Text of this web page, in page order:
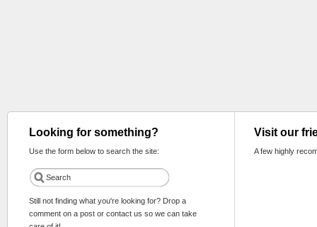
Looking for something?
Use the form below to search the site:
Still not finding what you're looking for? Drop a
comment on a post or contact us so we can take
Visit our
A few highly